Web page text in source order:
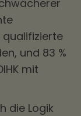
und 83 %
mit
die Logik